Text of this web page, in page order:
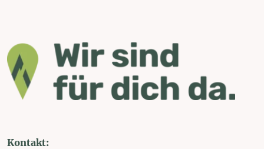
Kontakt: